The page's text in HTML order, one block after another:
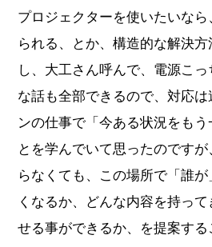
プロジェクターを使いたいな
られる、とか、構造的な解決
し、大工さん呼んで、電源こ
な話も全部できるので、対応
ンの仕事で「今ある状況をも
とを学んでいて思ったのです
らなくても、この場所で「誰
くなるか、どんな内容を持っ
せる事ができるか、を提案す